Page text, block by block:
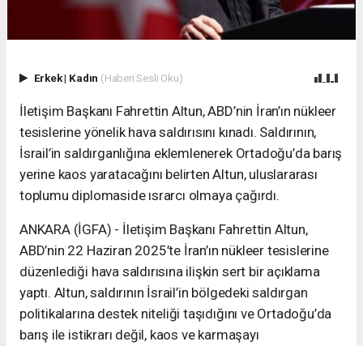
Erkek| Kadın (Haberi Sesli Oku)
İletişim Başkanı Fahrettin Altun, ABD’nin İran’ın nükleer
tesislerine yönelik hava saldırısını kınadı. Saldırının,
İsrail’in saldırganlığına eklemlenerek Ortadoğu’da barış
yerine kaos yaratacağını belirten Altun, uluslararası
toplumu diplomaside ısrarcı olmaya çağırdı.
ANKARA (İGFA) - İletişim Başkanı Fahrettin Altun,
ABD’nin 22 Haziran 2025’te İran’ın nükleer tesislerine
düzenlediği hava saldırısına ilişkin sert bir açıklama
yaptı. Altun, saldırının İsrail’in bölgedeki saldırgan
politikalarına destek niteliği taşıdığını ve Ortadoğu’da
barış ile istikrarı değil, kaos ve karmaşayı